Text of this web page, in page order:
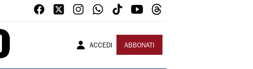
ACCEDI ABBONATI